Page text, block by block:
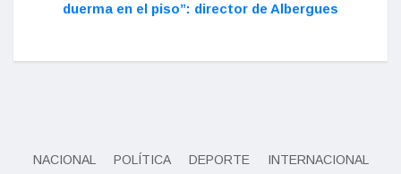
duerma en el piso”: director de Albergues
NACIONAL POLÍTICA DEPORTE INTERNACIONAL